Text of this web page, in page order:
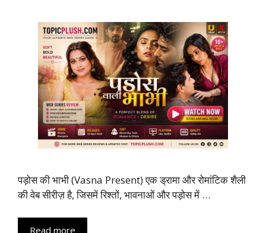
पड़ोस की भाभी (Vasna Present) एक ड्रामा और रोमांटिक शैली
की वेब सीरीज़ है, जिसमें रिश्तों, भावनाओं और पड़ोस में …
Read more